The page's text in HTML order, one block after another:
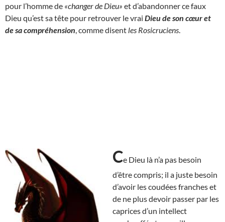
pour l’homme de «changer de Dieu» et d’abandonner ce faux
Dieu qu’est sa tête pour retrouver le vrai Dieu de son cœur et
de sa compréhension , comme disent les Rosicruciens
Ce Dieu là n’a pas besoin
d’être compris; il a juste besoin
d’avoir les coudées franches et
de ne plus devoir passer par les
caprices d’un intellect